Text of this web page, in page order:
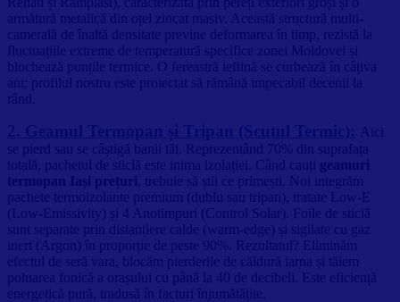
armătură metalică din oțel zincat masiv. Această structură multi-
camerală de înaltă densitate previne deformarea în timp, rezistă la
fluctuațiile extreme de temperatură specifice zonei Moldovei și
blochează punțile termice. O fereastră ieftină se curbează în câțiva
ani; profilul nostru este proiectat să rămână impecabil decenii la
rând.
Aici
se pierd sau se câștigă banii tăi. Reprezentând 70% din suprafața
totală, pachetul de sticlă este inima izolației. Când cauți geamuri
termopan Iași prețuri , trebuie să știi ce primești. Noi integrăm
pachete termoizolante premium (dublu sau tripan), tratate Low-E
(Low-Emissivity) și 4 Anotimpuri (Control Solar). Foile de sticlă
sunt separate prin distanțiere calde (warm-edge) și sigilate cu gaz
inert (Argon) în proporție de peste 90%. Rezultatul? Eliminăm
efectul de seră vara, blocăm pierderile de căldură iarna și tăiem
poluarea fonică a orașului cu până la 40 de decibeli. Este eficiență
energetică pură, tradusă în facturi înjumătățite.